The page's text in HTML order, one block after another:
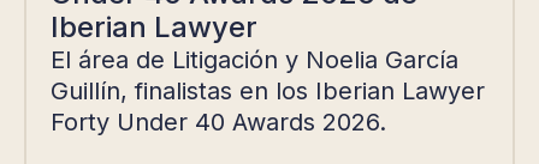
Iberian Lawyer
El área de Litigación y Noelia García
Guillín, finalistas en los Iberian Lawyer
Forty Under 40 Awards 2026.